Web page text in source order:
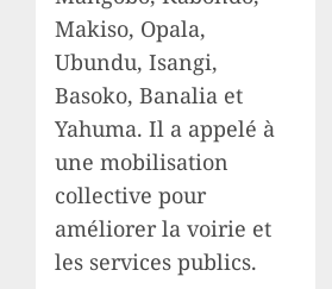
Makiso, Opala,
Ubundu, Isangi,
Basoko, Banalia et
Yahuma. Il a appelé à
une mobilisation
collective pour
améliorer la voirie et
les services publics.